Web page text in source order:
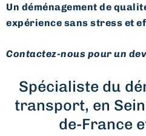
Un déménagement de
expérience sans stress et
Contactez-nous pour un
Spécialiste du
transport, en
de-France